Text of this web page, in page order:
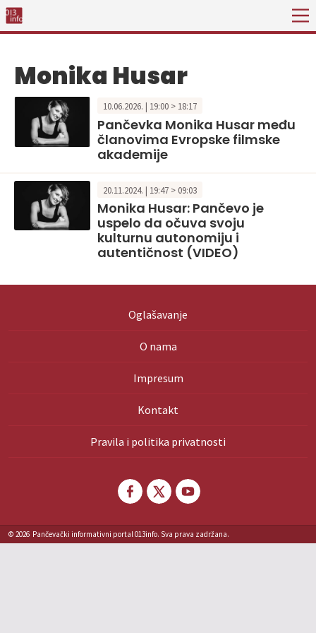
Monika Husar
10.06.2026. | 19:00 > 18:17
Pančevka Monika Husar među
članovima Evropske filmske
akademije
20.11.2024. | 19:47 > 09:03
Monika Husar: Pančevo je
uspelo da očuva svoju
kulturnu autonomiju i
autentičnost (VIDEO)
Oglašavanje
O nama
Impresum
Kontakt
Pravila i politika privatnosti
© 2026 Pančevački informativni portal 013info. Sva prava zadržana.